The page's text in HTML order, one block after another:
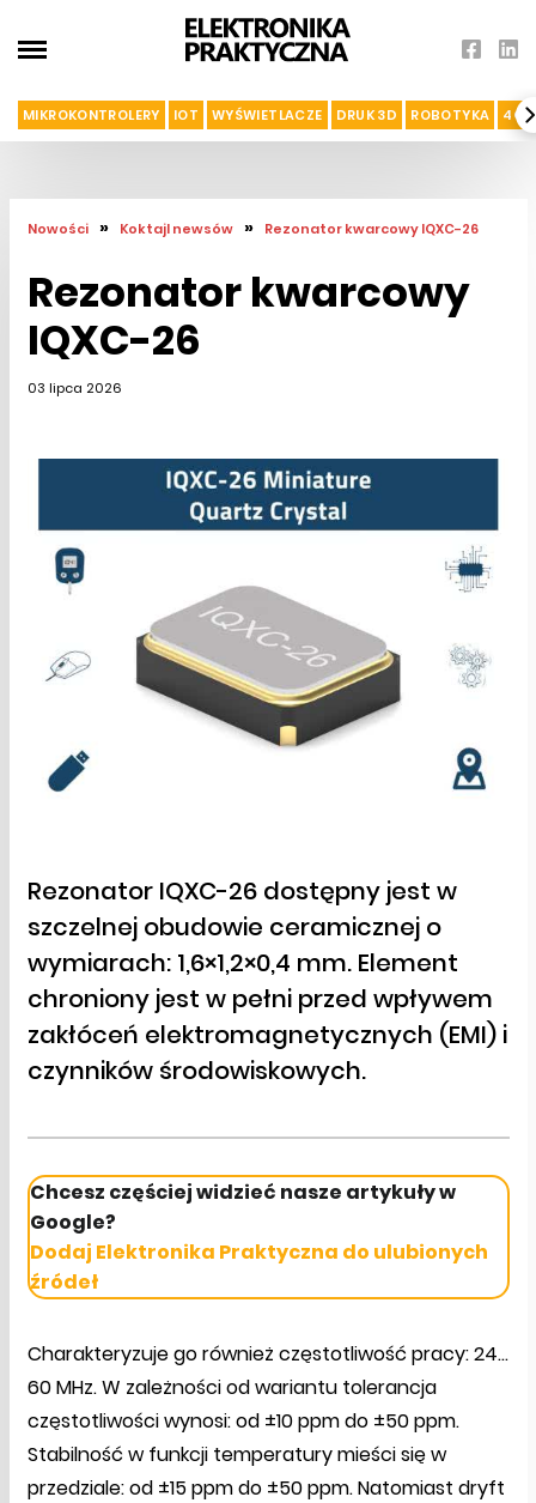
MIKROKONTROLERY IOT WYŚWIETLACZE DRUK 3D ROBOTYKA 4G I
Nowości » Koktajl newsów » Rezonator kwarcowy IQXC-26
Rezonator kwarcowy
IQXC-26
03 lipca 2026
Rezonator IQXC-26 dostępny jest w
szczelnej obudowie ceramicznej o
wymiarach: 1,6×1,2×0,4 mm. Element
chroniony jest w pełni przed wpływem
zakłóceń elektromagnetycznych (EMI) i
czynników środowiskowych.
Chcesz częściej widzieć nasze artykuły w
Google?
Dodaj Elektronika Praktyczna do ulubionych
źródeł
Charakteryzuje go również częstotliwość pracy: 24…
60 MHz. W zależności od wariantu tolerancja
częstotliwości wynosi: od ±10 ppm do ±50 ppm.
Stabilność w funkcji temperatury mieści się w
przedziale: od ±15 ppm do ±50 ppm. Natomiast dryft